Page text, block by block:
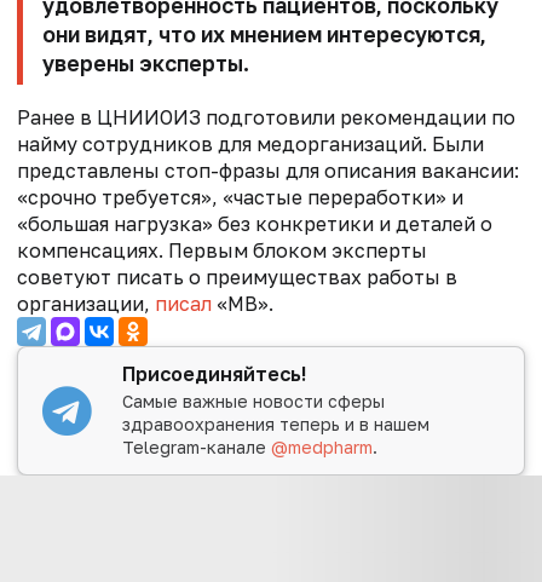
они видят, что их мнением интересуются,
уверены эксперты.
Ранее в ЦНИИОИЗ подготовили рекомендации по
найму сотрудников для медорганизаций. Были
представлены стоп-фразы для описания вакансии:
«срочно требуется», «частые переработки» и
«большая нагрузка» без конкретики и деталей о
компенсациях. Первым блоком эксперты
советуют писать о преимуществах работы в
организации, писал «МВ».
Присоединяйтесь!
Самые важные новости сферы
здравоохранения теперь и в нашем
Telegram-канале@medpharm.